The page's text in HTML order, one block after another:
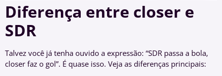
Diferença entre closer e
SDR
Talvez você já tenha ouvido a expressão: “SDR passa a bola,
closer faz o gol”. É quase isso. Veja as diferenças principais: